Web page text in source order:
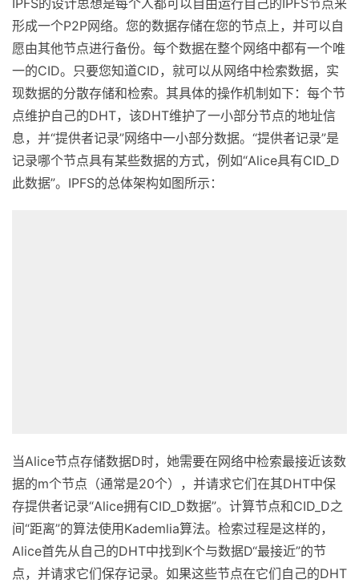
IPFS的设计思想是每个人都可以自由运行自己的IPFS节点来
形成一个P2P网络。您的数据存储在您的节点上，并可以自
愿由其他节点进行备份。每个数据在整个网络中都有一个唯
一的CID。只要您知道CID，就可以从网络中检索数据，实
现数据的分散存储和检索。其具体的操作机制如下：每个节
点维护自己的DHT，该DHT维护了一小部分节点的地址信
息，并“提供者记录”网络中一小部分数据。“提供者记录”是
记录哪个节点具有某些数据的方式，例如“Alice具有CID_D
此数据”。IPFS的总体架构如图所示：
当Alice节点存储数据D时，她需要在网络中检索最接近该数
据的m个节点（通常是20个），并请求它们在其DHT中保
存提供者记录“Alice拥有CID_D数据”。计算节点和CID_D之
间“距离”的算法使用Kademlia算法。检索过程是这样的，
Alice首先从自己的DHT中找到K个与数据D“最接近”的节